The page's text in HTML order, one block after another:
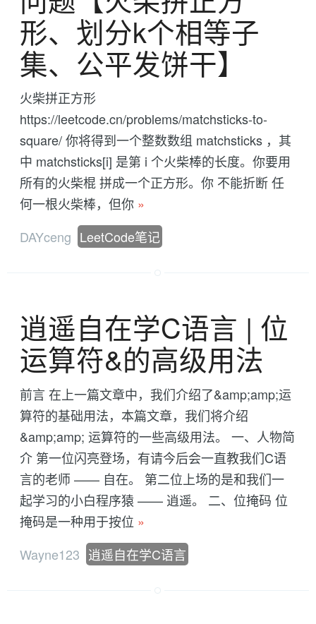
形、划分k个相等子
集、公平发饼干】
火柴拼正方形
https://leetcode.cn/problems/matchsticks-to-
square/ 你将得到一个整数数组 matchsticks ，其
中 matchsticks[i] 是第 i 个火柴棒的长度。你要用
所有的火柴棍 拼成一个正方形。你 不能折断 任
何一根火柴棒，但你 »
DAYceng LeetCode笔记
逍遥自在学C语言 | 位
运算符&的高级用法
前言 在上一篇文章中，我们介绍了&amp;amp;运
算符的基础用法，本篇文章，我们将介绍
&amp;amp; 运算符的一些高级用法。 一、人物简
介 第一位闪亮登场，有请今后会一直教我们C语
言的老师 —— 自在。 第二位上场的是和我们一
起学习的小白程序猿 —— 逍遥。 二、位掩码 位
掩码是一种用于按位 »
Wayne123 逍遥自在学C语言